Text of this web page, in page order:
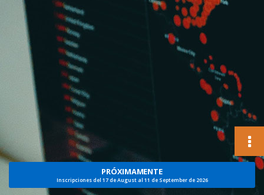
Inscripciones del 17 de August al 11 de September de 2026
PRÓXIMAMENTE